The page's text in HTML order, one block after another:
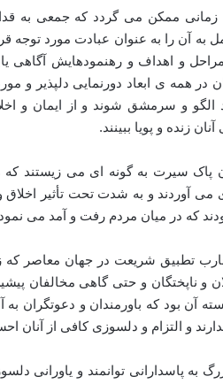
ممکن می گردد که جمعی به
به آن را به عنوان عبادت مورد
و اهداف و رهنمودهایش آگاهی
در همه ی ابعاد دورنمایی دلپذیر و
اند الگو و سرمشق شوند و از ایمان و
زنده و پویا ببینند.
پاک سیرت به گونه ای می زیستند
می آوردند و به شدت تحت تأثیر اخلاق
که در میان مردم رفت و آمد می
تطبیق شریعت در جهان معاصر که
و ناپختگان و حتی گاهی مخالفان
آن بود که باورمندان و دعوتگران
و التزام و دلسوزی کافی از
به پاسدارانی توانمند و یاورانی